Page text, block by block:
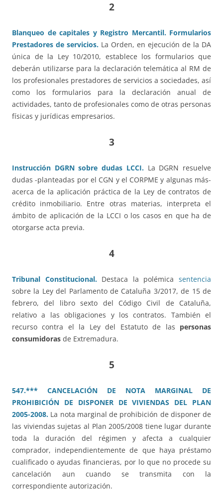
2
Blanqueo de capitales y Registro Mercantil. Formularios
Prestadores de servicios. La Orden, en ejecución de la DA
única de la Ley 10/2010, establece los formularios que
deberán utilizarse para la declaración telemática al RM de
los profesionales prestadores de servicios a sociedades, así
como los formularios para la declaración anual de
actividades, tanto de profesionales como de otras personas
físicas y jurídicas empresarios.
3
Instrucción DGRN sobre dudas LCCI.La DGRN resuelve
dudas -planteadas por el CGN y el CORPME y algunas más-
acerca de la aplicación práctica de la Ley de contratos de
crédito inmobiliario. Entre otras materias, interpreta el
ámbito de aplicación de la LCCI o los casos en que ha de
otorgarse acta previa.
4
Tribunal Constitucional. Destaca la polémicasentencia
sobre la Ley del Parlamento de Cataluña 3/2017, de 15 de
febrero, del libro sexto del Código Civil de Cataluña,
relativo a las obligaciones y los contratos. También el
recurso contra el la Ley del Estatuto de las personas
consumidoras de Extremadura.
5
547.*** CANCELACIÓN DE NOTA MARGINAL DE
PROHIBICIÓN DE DISPONER DE VIVIENDAS DEL PLAN
2005-2008. La nota marginal de prohibición de disponer de
las viviendas sujetas al Plan 2005/2008 tiene lugar durante
toda la duración del régimen y afecta a cualquier
comprador, independientemente de que haya préstamo
cualificado o ayudas financieras, por lo que no procede su
cancelación aun cuando se transmita con la
correspondiente autorización.